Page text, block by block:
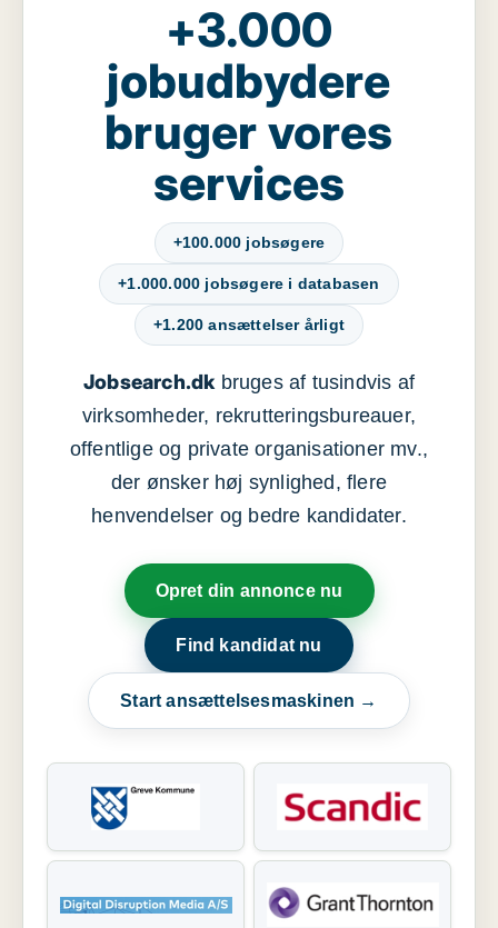
+3.000
jobudbydere
bruger vores
services
+100.000 jobsøgere
+1.000.000 jobsøgere i databasen
+1.200 ansættelser årligt
Jobsearch.dkbruges af tusindvis af
virksomheder, rekrutteringsbureauer,
offentlige og private organisationer mv.,
der ønsker høj synlighed, flere
henvendelser og bedre kandidater.
Opret din annonce nu
Find kandidat nu
Start ansættelsesmaskinen →